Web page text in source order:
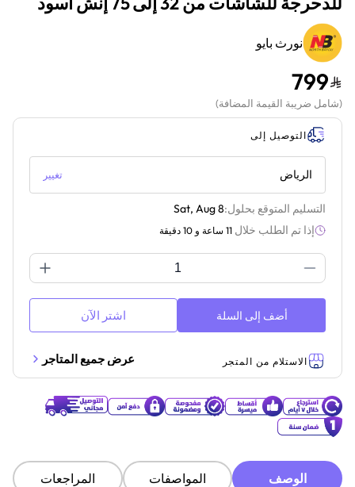
نورث بايو
799
(شامل ضريبة القيمة المضافة)
التوصيل إلى
الرياض تغيير
التسليم المتوقع بحلول:Sat, Aug 8
إذا تم الطلب خلال 11 ساعة و 10 دقيقة
أضف إلى السلة اشتر الآن
الاستلام من المتجر عرض جميع المتاجر
الوصف المواصفات المراجعات